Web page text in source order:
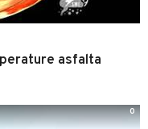
asfalta
0